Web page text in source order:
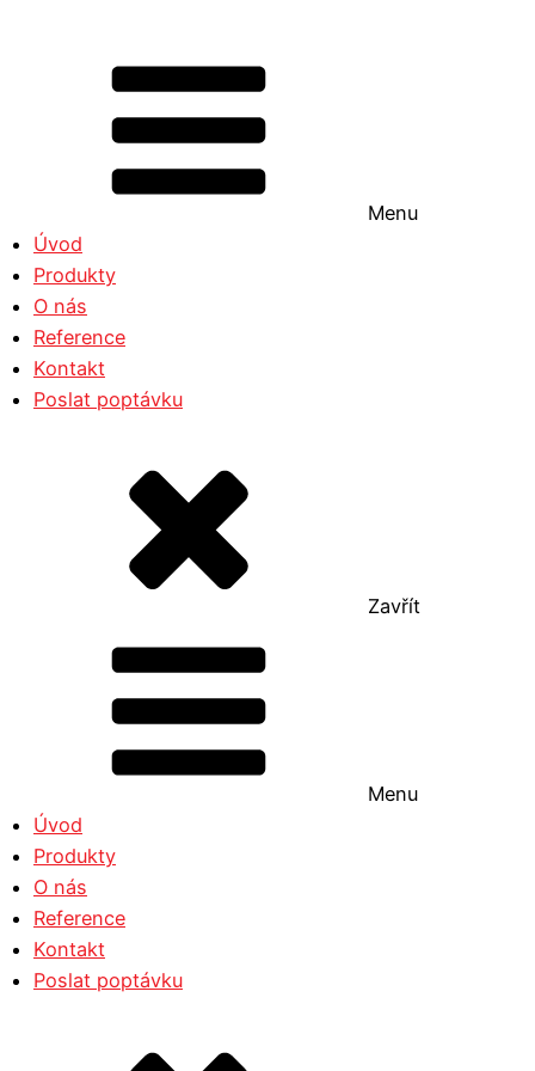
Menu
Úvod
Produkty
O nás
Reference
Kontakt
Poslat poptávku
Zavřít
Menu
Úvod
Produkty
O nás
Reference
Kontakt
Poslat poptávku